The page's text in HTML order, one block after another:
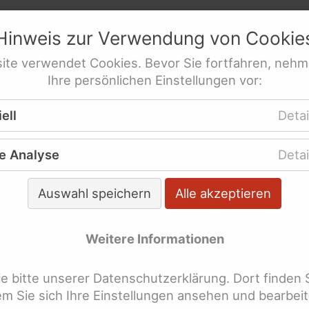
e.V.
behinderte Frauen
Veröffentlichungen WeiberZEIT "Leicht
WeiberZEIT "Leicht
suchen
überspringen
Gleich-Behandlungs-
zur Verwendung von
verwendet Cookies. Bevor Sie fortfahren,
Ihre persönlichen Einstellungen vor:
Analyse
Auswahl speichern Alle akzeptieren
Weitere Informationen
bitte unserer Datenschutzerklärung. Dort finden
Sie sich Ihre Einstellungen ansehen und